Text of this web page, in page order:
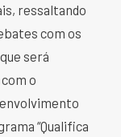
ressaltando
com os
será
o
“Qualifica